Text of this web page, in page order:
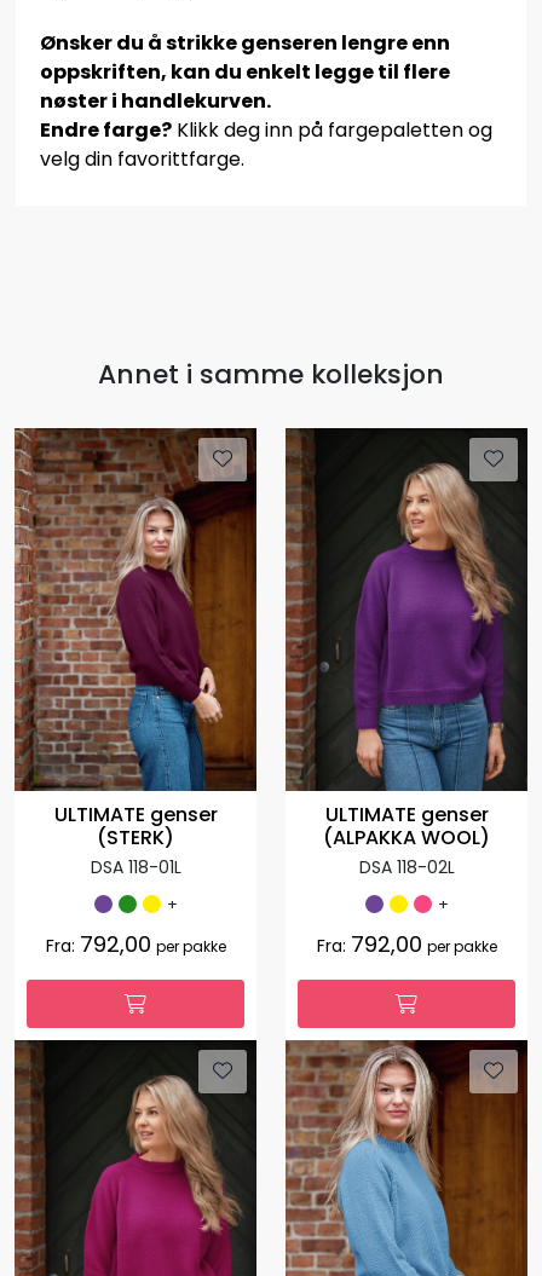
Ønsker du å strikke genseren lengre enn
oppskriften, kan du enkelt legge til flere
nøster i handlekurven.
Endre farge? Klikk deg inn på fargepaletten og
velg din favorittfarge.
Annet i samme kolleksjon
ULTIMATE genser
(STERK)
DSA 118-01L
+
Fra: 792,00 per pakke
ULTIMATE genser
(ALPAKKA WOOL)
DSA 118-02L
+
Fra: 792,00 per pakke